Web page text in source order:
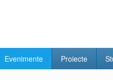
Evenimente Proiecte